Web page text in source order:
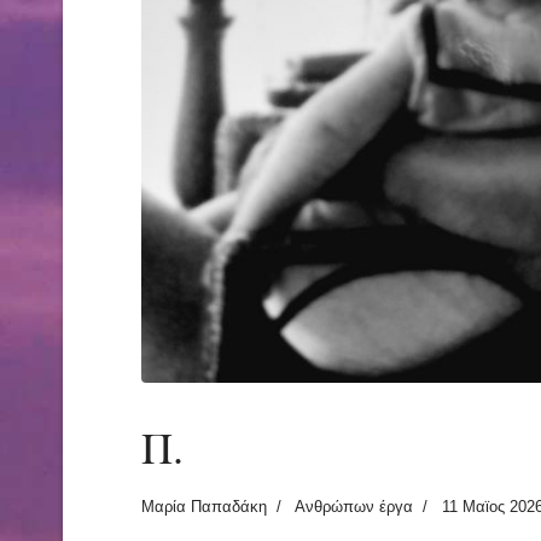
Π.
Μαρία Παπαδάκη Ανθρώπων έργα 11 Μαϊος